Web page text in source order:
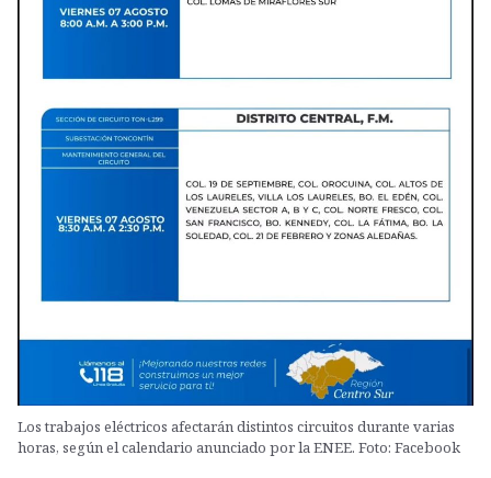
Los trabajos eléctricos afectarán distintos circuitos durante varias
horas, según el calendario anunciado por la ENEE. Foto: Facebook